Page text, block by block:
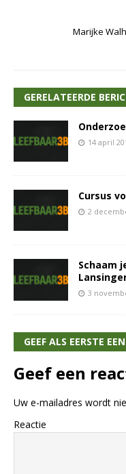
Marijke
GERELATEERDE
14 april
Cursus
2
Schaam
3
GEEF ALS EERSTE
Geef een
Uw e-mailadres wordt
Reactie